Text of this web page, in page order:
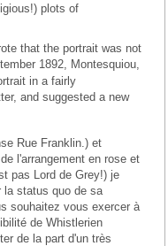
plots of
that the portrait was not
1892, Montesquiou,
in a fairly
and suggested a new
Rue Franklin.) et
l'arrangement en rose et
pas Lord de Grey!) je
la status quo de sa
souhaitez vous exercer à
de Whistlerien
de la part d'un très